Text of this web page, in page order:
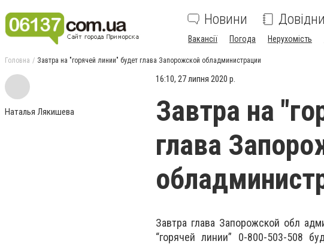
Новини
Вакансії Погода Нерухомість
Головна Завтра на "горячей линии" будет глава Запорожской обладминистрации
Наталья Лякишева
16:10, 27 липня 2020 р.
Завтра на
глава
Завтра глава Запорожской обл
“горячей линии” 0-800-503-508